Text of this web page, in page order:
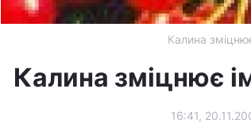
Калина
Калина зміцнює
16:41,